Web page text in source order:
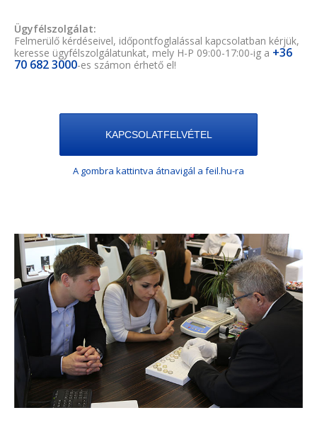
Ügyfélszolgálat:
Felmerülő kérdéseivel, időpontfoglalással kapcsolatban kérjük,
keresse ügyfélszolgálatunkat, mely H-P 09:00-17:00-ig a +36
70 682 3000-es számon érhető el!
KAPCSOLATFELVÉTEL
A gombra kattintva átnavigál a feil.hu-ra